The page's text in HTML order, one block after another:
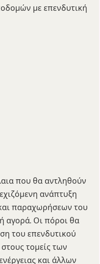
με επενδυτική
που θα αντληθούν
ανάπτυξη
παραχωρήσεων του
αγορά. Οι πόροι θα
του επενδυτικού
τομείς των
και άλλων